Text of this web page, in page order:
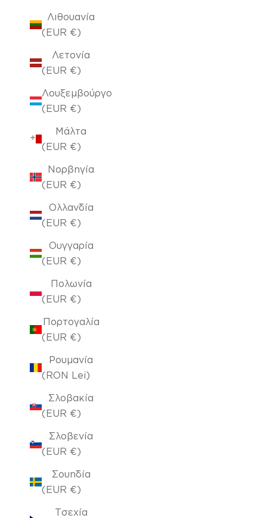
Λιθουανία
(EUR €)
Λετονία
(EUR €)
Λουξεμβούργο
(EUR €)
Μάλτα
(EUR €)
Νορβηγία
(EUR €)
Ολλανδία
(EUR €)
Ουγγαρία
(EUR €)
Πολωνία
(EUR €)
Πορτογαλία
(EUR €)
Ρουμανία
(RON Lei)
Σλοβακία
(EUR €)
Σλοβενία
(EUR €)
Σουηδία
(EUR €)
Τσεχία